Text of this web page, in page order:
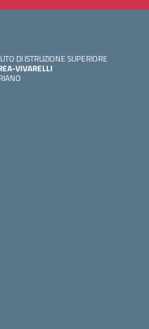
DI ISTRUZIONE SUPERIORE
VIVARELLI